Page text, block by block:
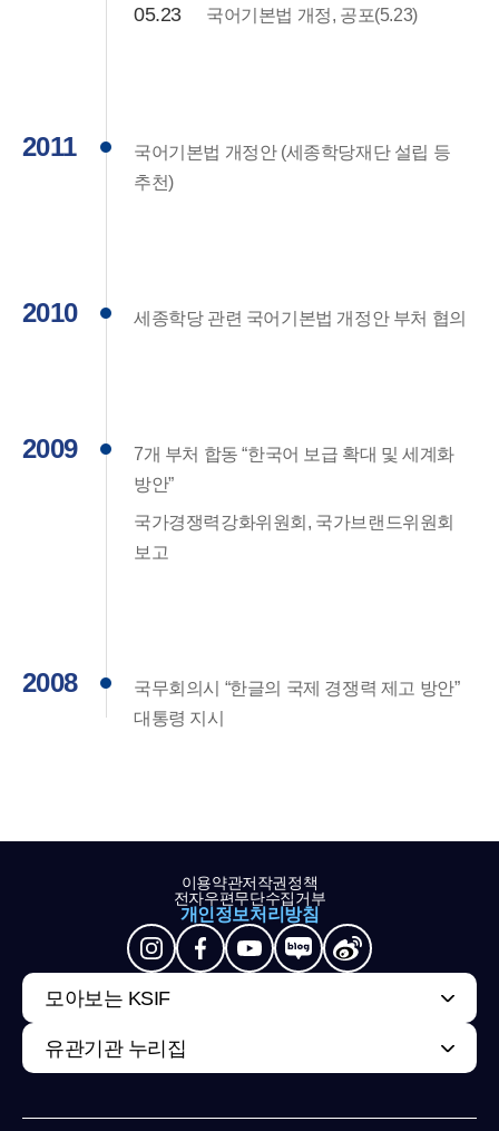
05.23 국어기본법 개정, 공포(5.23)
2011
국어기본법 개정안 (세종학당재단 설립 등
추천)
2010 세종학당 관련 국어기본법 개정안 부처 협의
2009
7개 부처 합동 “한국어 보급 확대 및 세계화
방안”
국가경쟁력강화위원회, 국가브랜드위원회
보고
2008
국무회의시 “한글의 국제 경쟁력 제고 방안”
대통령 지시
이용약관저작권정책
전자우편무단수집거부
개인정보처리방침
모아보는 KSIF
유관기관 누리집